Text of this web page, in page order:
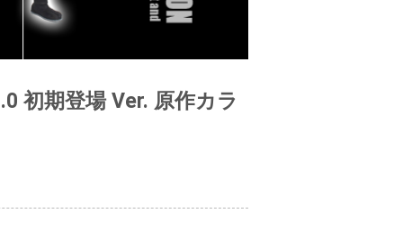
初期登場 Ver. 原作カラ